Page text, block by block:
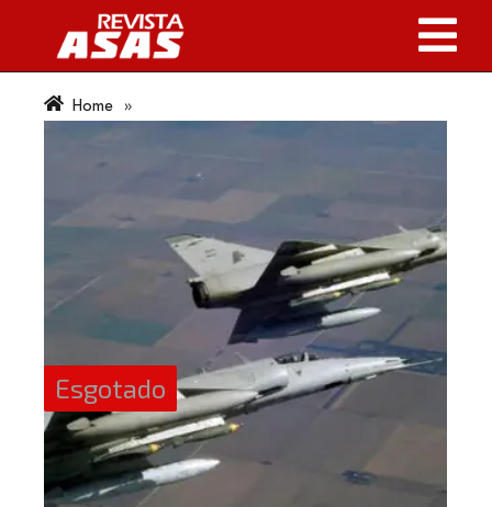
Home »
Esgotado